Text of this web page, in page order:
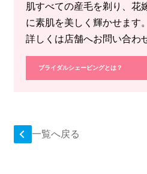
肌すべての産毛を剃り、花
に素肌を美しく輝かせます。
詳しくは店舗へお問い合わ
ブライダルシェービングとは？
一覧へ戻る